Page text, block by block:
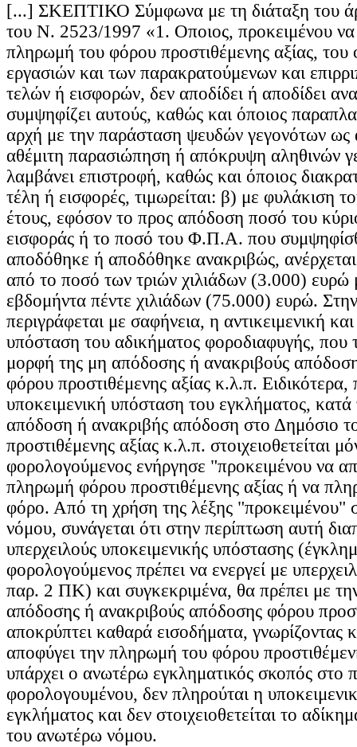
[...] ΣΚΕΠΤΙΚΟ Σύμφωνα με τη διάταξη του
του Ν. 2523/1997 «1. Οποιος, προκειμένου να
πληρωμή του φόρου προστιθέμενης αξίας,
εργασιών και των παρακρατούμενων και
τελών ή εισφορών, δεν αποδίδει ή αποδίδει
συμψηφίζει αυτούς, καθώς και όποιος
αρχή με την παράσταση ψευδών γεγονότων ως
αθέμιτη παρασιώπηση ή απόκρυψη αληθινών
λαμβάνει επιστροφή, καθώς και όποιος
τέλη ή εισφορές, τιμωρείται: β) με φυλάκιση
έτους, εφόσον το προς απόδοση ποσό του
εισφοράς ή το ποσό του Φ.Π.Α. που
αποδόθηκε ή αποδόθηκε ανακριβώς,
από το ποσό των τριών χιλιάδων (3.000) ευρώ
εβδομήντα πέντε χιλιάδων (75.000) ευρώ.
περιγράφεται με σαφήνεια, η αντικειμενική
υπόσταση του αδικήματος φοροδιαφυγής, που
μορφή της μη απόδοσης ή ανακριβούς
φόρου προστιθέμενης αξίας κ.λ.π. Ειδικότερα,
υποκειμενική υπόσταση του εγκλήματος,
απόδοση ή ανακριβής απόδοση στο Δημόσιο
προστιθέμενης αξίας κ.λ.π. στοιχειοθετείται
φορολογούμενος ενήργησε "προκειμένου να
πληρωμή φόρου προστιθέμενης αξίας ή να
φόρο. Από τη χρήση της λέξης "προκειμένου"
νόμου, συνάγεται ότι στην περίπτωση αυτή
υπερχειλούς υποκειμενικής υπόστασης
φορολογούμενος πρέπει να ενεργεί με
παρ. 2 ΠΚ) και συγκεκριμένα, θα πρέπει με
απόδοσης ή ανακριβούς απόδοσης φόρου
αποκρύπτει καθαρά εισοδήματα, γνωρίζοντας
αποφύγει την πληρωμή του φόρου
υπάρχει ο ανωτέρω εγκληματικός σκοπός στο
φορολογουμένου, δεν πληρούται η
εγκλήματος και δεν στοιχειοθετείται το
του ανωτέρω νόμου.